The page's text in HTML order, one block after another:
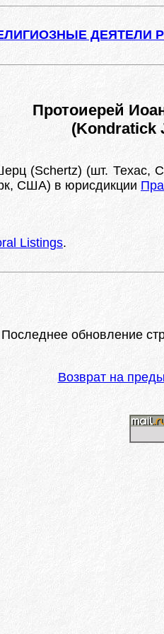
ДЕЯТЕЛИ
Протоиерей
(Kondratick
(Schertz) (шт. Техас,
США) в юрисдикции
Listings.
Последнее обновление
Возврат на